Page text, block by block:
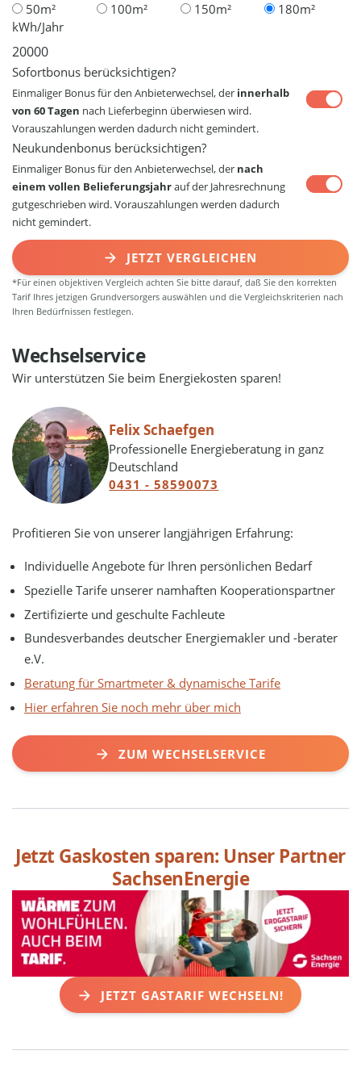
50m²
100m² 150m²
180m²
kWh/Jahr
Sofortbonus berücksichtigen?
Einmaliger Bonus für den Anbieterwechsel, der innerhalb
von 60 Tagen nach Lieferbeginn überwiesen wird.
Vorauszahlungen werden dadurch nicht gemindert.
Neukundenbonus berücksichtigen?
Einmaliger Bonus für den Anbieterwechsel, der nach
einem vollen Belieferungsjahrauf der Jahresrechnung
gutgeschrieben wird. Vorauszahlungen werden dadurch
nicht gemindert.
JETZT VERGLEICHEN
*Für einen objektiven Vergleich achten Sie bitte darauf, daß Sie den korrekten
Tarif Ihres jetzigen Grundversorgers auswählen und die Vergleichskriterien nach
Ihren Bedürfnissen festlegen.
Wechselservice
Wir unterstützen Sie beim Energiekosten sparen!
Felix Schaefgen
Professionelle Energieberatung in ganz
Deutschland
0431 - 58590073
Profitieren Sie von unserer langjährigen Erfahrung:
Individuelle Angebote für Ihren persönlichen Bedarf
Spezielle Tarife unserer namhaften Kooperationspartner
Zertifizierte und geschulte Fachleute
Bundesverbandes deutscher Energiemakler und -berater
e.V.
Beratung für Smartmeter & dynamische Tarife
Hier erfahren Sie noch mehr über mich
ZUM WECHSELSERVICE
Jetzt Gaskosten sparen: Unser Partner
SachsenEnergie
JETZT GASTARIF WECHSELN!